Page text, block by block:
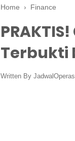
Home › Finance
Terbukti
Written By